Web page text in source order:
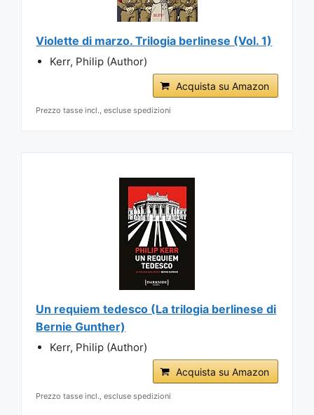
Violette di marzo. Trilogia berlinese (Vol. 1)
Kerr, Philip (Author)
Acquista su Amazon
Prezzo tasse incl., escluse spedizioni
Un requiem tedesco (La trilogia berlinese di
Bernie Gunther)
Kerr, Philip (Author)
Acquista su Amazon
Prezzo tasse incl., escluse spedizioni